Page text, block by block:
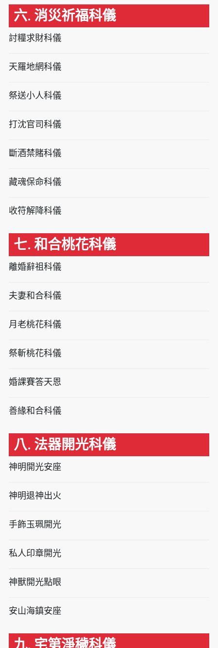
六. 消災祈福科儀
討糧求財科儀
天羅地網科儀
祭送小人科儀
打沈官司科儀
斷酒禁賭科儀
藏魂保命科儀
收符解降科儀
七. 和合桃花科儀
離婚辭祖科儀
夫妻和合科儀
月老桃花科儀
祭斬桃花科儀
婚課賽答天恩
善緣和合科儀
八. 法器開光科儀
神明開光安座
神明退神出火
手飾玉珮開光
私人印章開光
神獸開光點眼
安山海鎮安座